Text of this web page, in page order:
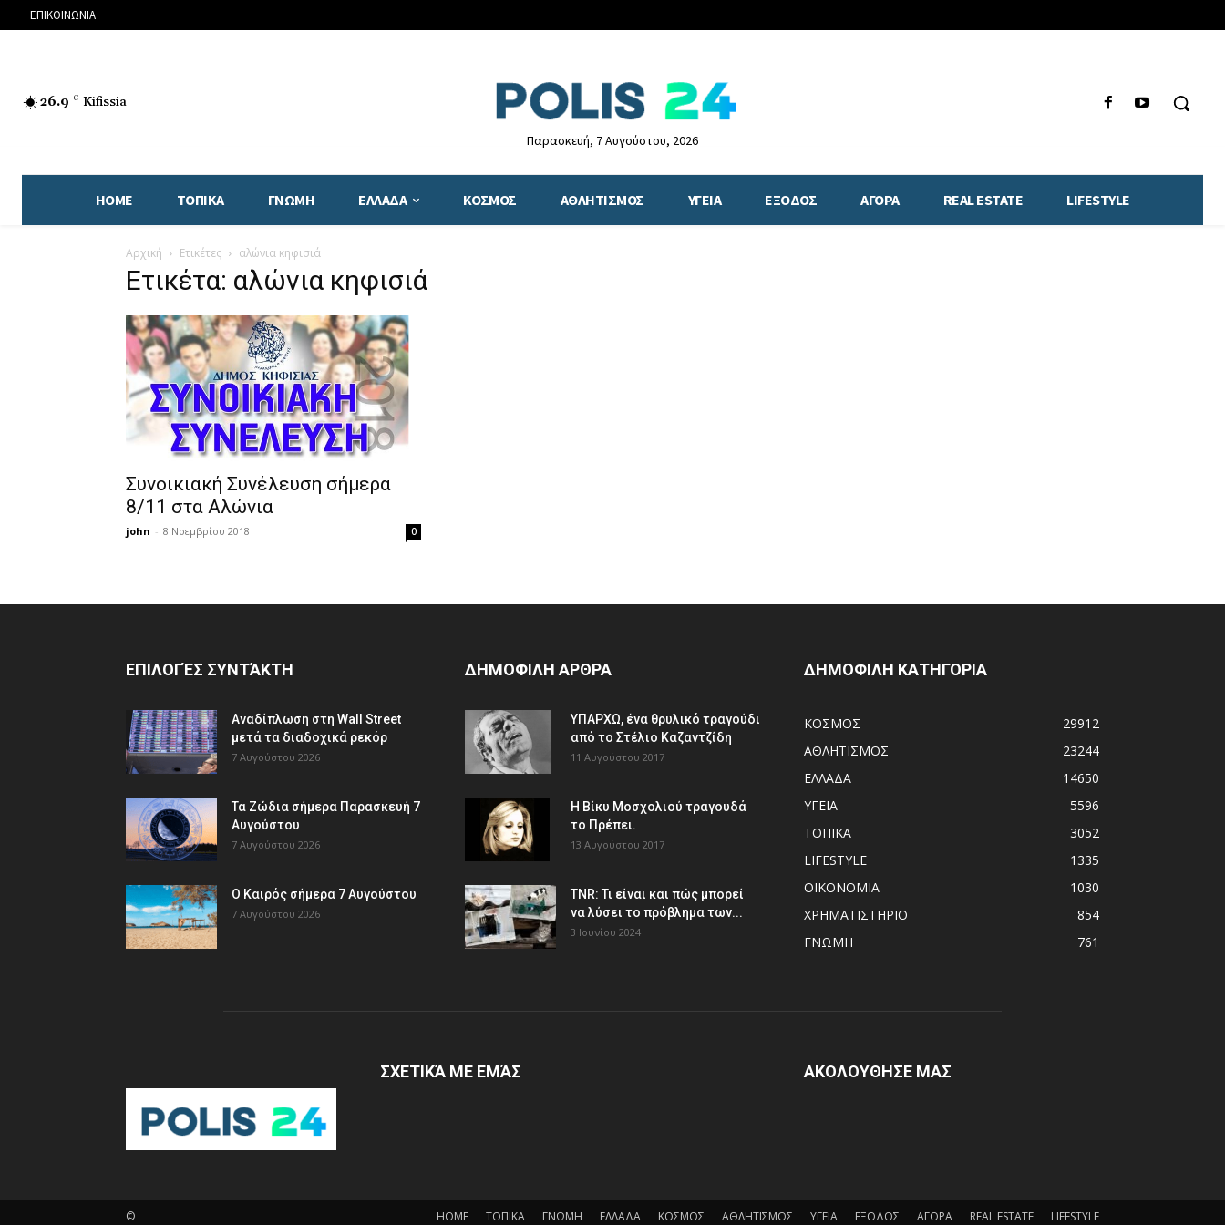
ΕΠΙΚΟΙΝΩΝΙΑ
26.9 C Kifissia
Παρασκευή, 7 Αυγούστου, 2026
HOME ΤΟΠΙΚΑ ΓΝΩΜΗ ΕΛΛΑΔΑ ΚΟΣΜΟΣ ΑΘΛΗΤΙΣΜΟΣ ΥΓΕΙΑ ΕΞΟΔΟΣ ΑΓΟΡΑ REAL ESTATE LIFESTYLE
Αρχική Ετικέτες αλώνια κηφισιά
Ετικέτα: αλώνια κηφισιά
Συνοικιακή Συνέλευση σήμερα
8/11 στα Αλώνια
john - 8 Νοεμβρίου 2018 0
ΕΠΙΛΟΓΈΣ ΣΥΝΤΆΚΤΗ
Αναδίπλωση στη Wall Street
μετά τα διαδοχικά ρεκόρ
7 Αυγούστου 2026
Τα Ζώδια σήμερα Παρασκευή 7
Αυγούστου
7 Αυγούστου 2026
Ο Καιρός σήμερα 7 Αυγούστου
7 Αυγούστου 2026
ΔΗΜΟΦΙΛΗ ΑΡΘΡΑ
ΥΠΑΡΧΩ, ένα θρυλικό τραγούδι
από το Στέλιο Καζαντζίδη
11 Αυγούστου 2017
Η Βίκυ Μοσχολιού τραγουδά
το Πρέπει.
13 Αυγούστου 2017
TNR: Τι είναι και πώς μπορεί
να λύσει το πρόβλημα των...
3 Ιουνίου 2024
ΔΗΜΟΦΙΛΗ ΚΑΤΗΓΟΡΙΑ
ΚΟΣΜΟΣ
29912
ΑΘΛΗΤΙΣΜΟΣ
23244
ΕΛΛΑΔΑ
14650
ΥΓΕΙΑ
5596
ΤΟΠΙΚΑ
3052
LIFESTYLE
1335
ΟΙΚΟΝΟΜΙΑ
1030
ΧΡΗΜΑΤΙΣΤΗΡΙΟ
854
ΓΝΩΜΗ
761
ΣΧΕΤΙΚΆ ΜΕ ΕΜΆΣ ΑΚΟΛΟΥΘΗΣΕ ΜΑΣ
HOME ΤΟΠΙΚΑ ΓΝΩΜΗ ΕΛΛΑΔΑ ΚΟΣΜΟΣ ΑΘΛΗΤΙΣΜΟΣ ΥΓΕΙΑ ΕΞΟΔΟΣ ΑΓΟΡΑ REAL ESTATE LIFESTYLE
©